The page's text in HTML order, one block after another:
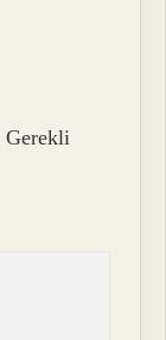
Gerekli